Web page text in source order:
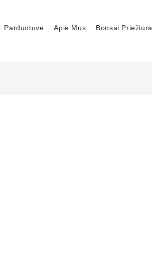
Parduotuvė Apie Mus Bonsai Priežiūra